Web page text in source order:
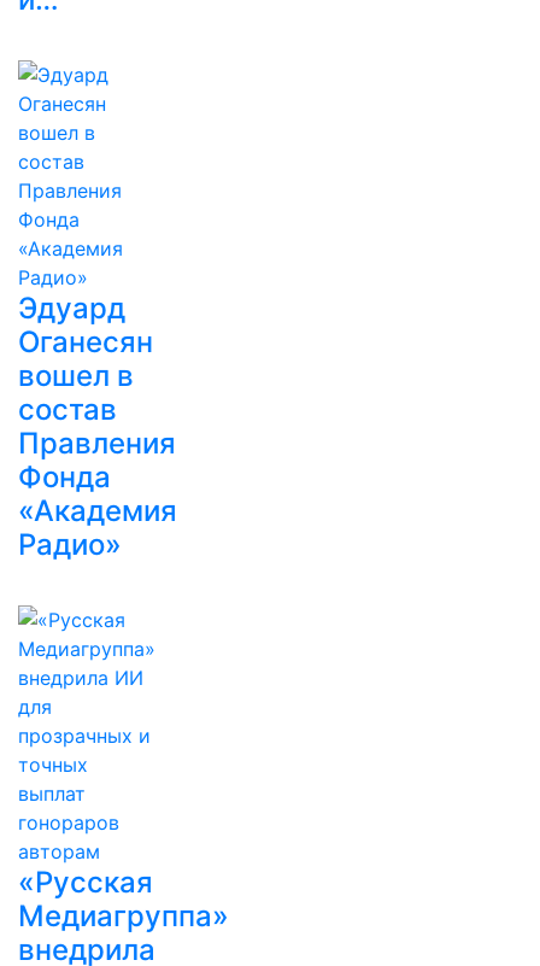
Эдуард
Оганесян
вошел в
состав
Правления
Фонда
«Академия
Радио»
«Русская
Медиагруппа»
внедрила